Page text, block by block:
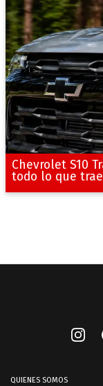
Chevrolet S10
todo lo que
QUIENES SOMOS